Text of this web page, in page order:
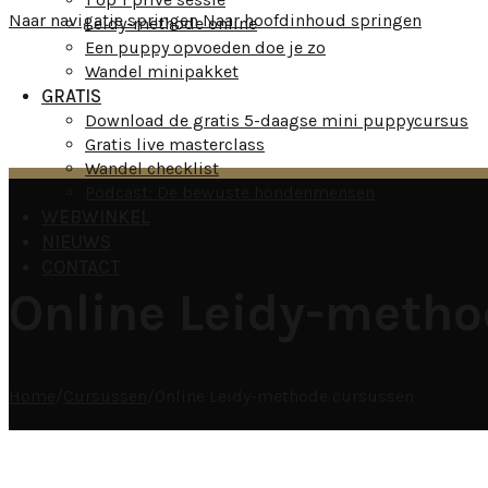
Naar navigatie springenNaar hoofdinhoud springen
Leidy-methode online
Een puppy opvoeden doe je zo
Wandel minipakket
GRATIS
Download de gratis 5-daagse mini puppycursus
Gratis live masterclass
Wandel checklist